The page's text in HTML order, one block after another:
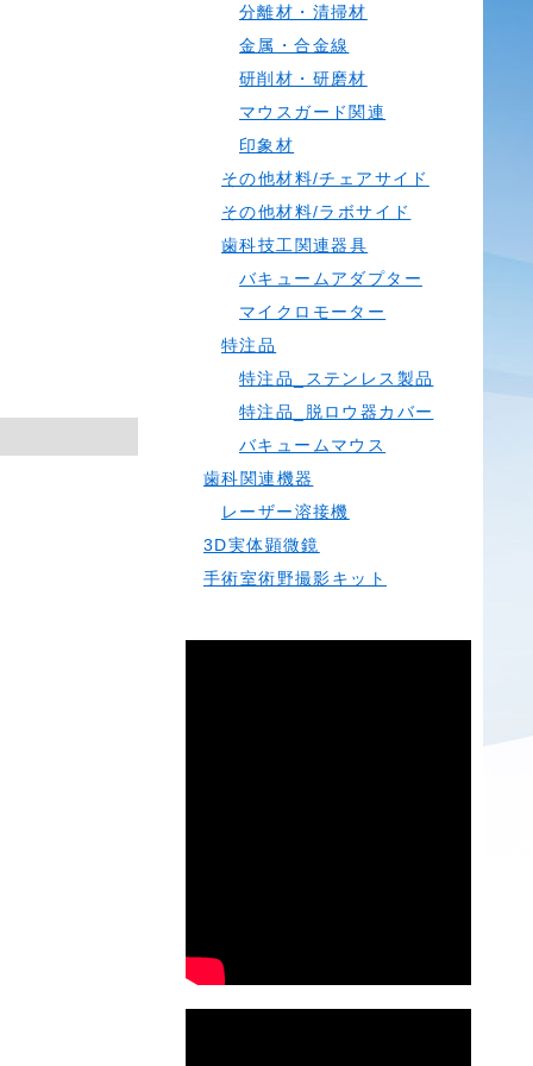
分離材・清掃材
金属・合金線
研削材・研磨材
マウスガード関連
印象材
その他材料/チェアサイド
その他材料/ラボサイド
歯科技工関連器具
バキュームアダプター
マイクロモーター
特注品
特注品_ステンレス製品
特注品_脱ロウ器カバー
バキュームマウス
歯科関連機器
レーザー溶接機
3D実体顕微鏡
手術室術野撮影キット